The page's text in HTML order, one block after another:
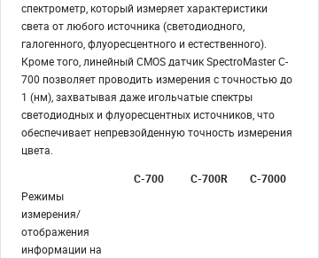
спектрометр, который измеряет характеристики
света от любого источника (светодиодного,
галогенного, флуоресцентного и естественного).
Кроме того, линейный CMOS датчик SpectroMaster C-
700 позволяет проводить измерения с точностью до
1 (нм), захватывая даже игольчатые спектры
светодиодных и флуоресцентных источников, что
обеспечивает непревзойденную точность измерения
цвета.
C-700
C-700R
C-7000
Режимы
измерения/
отображения
информации на